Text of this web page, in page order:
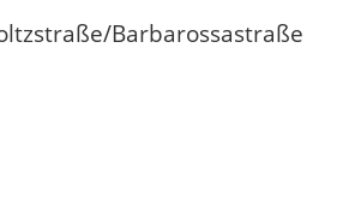
Barbarossastraße